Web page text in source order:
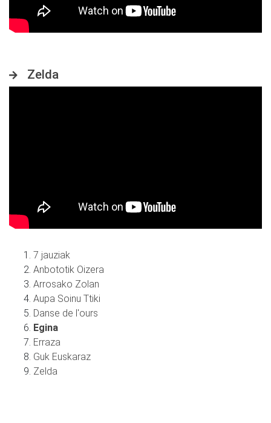
Zelda
7 jauziak
Anbototik Oizera
Arrosako Zolan
Aupa Soinu Ttiki
Danse de l'ours
Egina
Erraza
Guk Euskaraz
Zelda